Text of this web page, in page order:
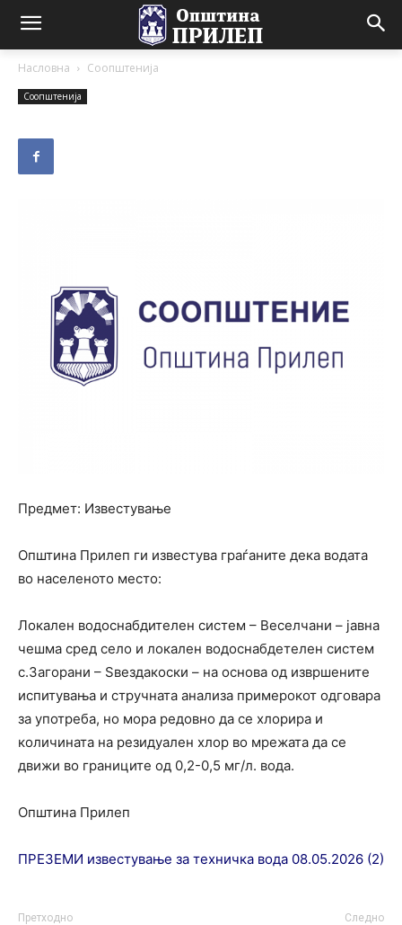
Насловна Соопштенија
Соопштенија
Предмет: Известување
Општина Прилеп ги известува граѓаните дека водата
во населеното место:
Локален водоснабдителен систем – Веселчани – јавна
чешма сред село и локален водоснабдетелен систем
с.Загорани – Ѕвездакоски – на основа од извршените
испитувања и стручната анализа примерокот одговара
за употреба, но мора редовно да се хлорира и
количината на резидуален хлор во мрежата да се
движи во границите од 0,2-0,5 мг/л. вода.
Општина Прилеп
ПРЕЗЕМИ известување за техничка вода 08.05.2026 (2)
Претходно Следно